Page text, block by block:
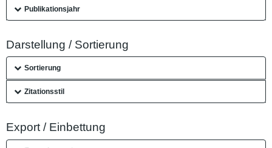
Publikationsjahr
Darstellung / Sortierung
Sortierung
Zitationsstil
Export / Einbettung